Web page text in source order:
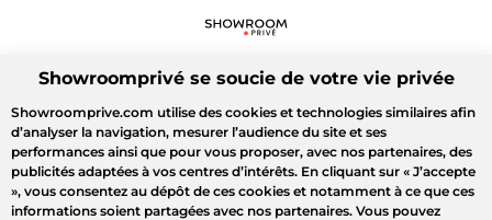
Showroomprivé se soucie de votre vie privée
Showroomprive.com utilise des cookies et technologies similaires afin
d’analyser la navigation, mesurer l’audience du site et ses
performances ainsi que pour vous proposer, avec nos partenaires, des
publicités adaptées à vos centres d’intérêts. En cliquant sur « J’accepte
», vous consentez au dépôt de ces cookies et notamment à ce que ces
informations soient partagées avec nos partenaires. Vous pouvez